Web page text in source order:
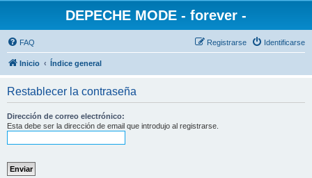
DEPECHE MODE - forever -
FAQ Identificarse
Registrarse
Inicio Índice general
Restablecer la contraseña
Dirección de correo electrónico:
Esta debe ser la dirección de email que introdujo al registrarse.